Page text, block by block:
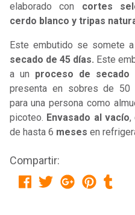
elaborado con cortes
cerdo blanco y tripas
Este embutido se somete
secado de 45 días. Este
a un proceso de secado
presenta en sobres de 50
para una persona como
picoteo. Envasado al vacío,
de hasta 6 meses en
Compartir: